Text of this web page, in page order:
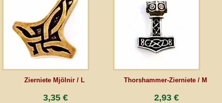
Zierniete Mjölnir / L
3,35 €
Thorshammer-Zierniete / M
2,93 €
AGB
Gästebuch
Newsletter